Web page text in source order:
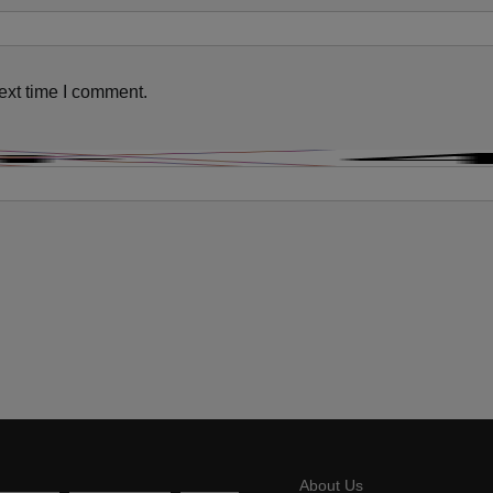
time I comment.
About Us